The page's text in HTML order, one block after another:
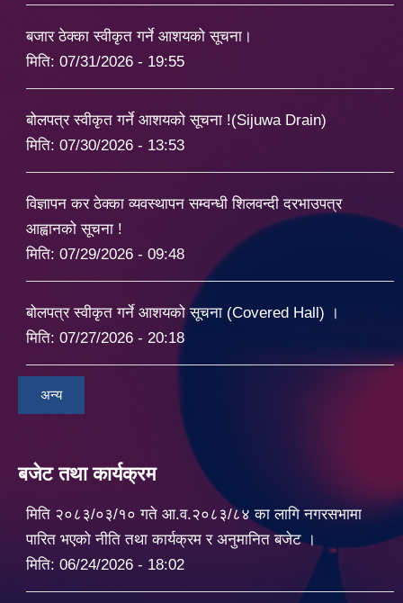
बजार ठेक्का स्वीकृत गर्ने आशयको सूचना।
मिति: 07/31/2026 - 19:55
बोलपत्र स्वीकृत गर्ने आशयको सूचना !(Sijuwa Drain)
मिति: 07/30/2026 - 13:53
विज्ञापन कर ठेक्का व्यवस्थापन सम्वन्धी शिलवन्दी दरभाउपत्र
आह्वानको सूचना !
मिति: 07/29/2026 - 09:48
बोलपत्र स्वीकृत गर्ने आशयको सूचना (Covered Hall) ।
मिति: 07/27/2026 - 20:18
अन्य
बजेट तथा कार्यक्रम
मिति २०८३/०३/१० गते आ.व.२०८३/८४ का लागि नगरसभामा
पारित भएको नीति तथा कार्यक्रम र अनुमानित बजेट ।
मिति: 06/24/2026 - 18:02